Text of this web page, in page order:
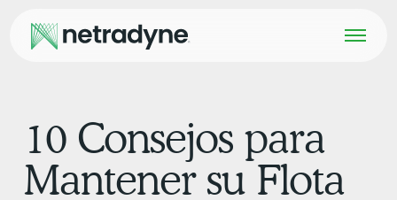
10 Consejos para
Mantener su Flota